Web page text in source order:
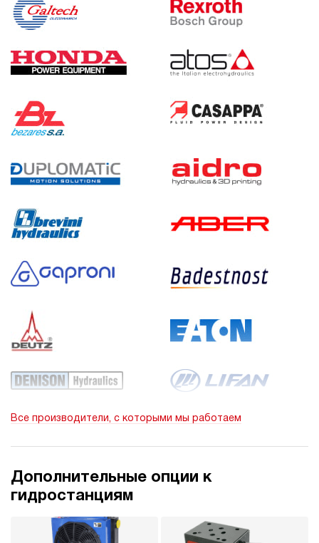
Все производители, с которыми мы работаем
Дополнительные опции к
гидростанциям